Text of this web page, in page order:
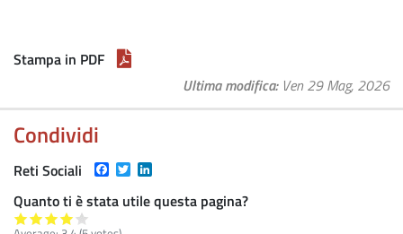
Stampa in PDF
Ultima modifica Ven 29 Mag, 2026
Condividi
Reti Sociali Facebook
Twitter
Quanto ti è stata utile questa pagina?